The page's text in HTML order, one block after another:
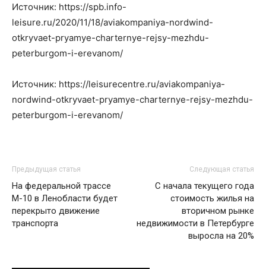
Источник: https://spb.info-
leisure.ru/2020/11/18/aviakompaniya-nordwind-
otkryvaet-pryamye-charternye-rejsy-mezhdu-
peterburgom-i-erevanom/
Источник: https://leisurecentre.ru/aviakompaniya-
nordwind-otkryvaet-pryamye-charternye-rejsy-mezhdu-
peterburgom-i-erevanom/
Предыдущая статья
На федеральной трассе
М-10 в Ленобласти будет
перекрыто движение
транспорта
Следующая статья
С начала текущего года
стоимость жилья на
вторичном рынке
недвижимости в Петербурге
выросла на 20%